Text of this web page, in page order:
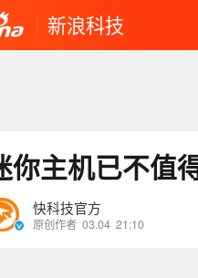
新浪科技
你主机已不值
快科技官方
原创作者 03.04 21:10